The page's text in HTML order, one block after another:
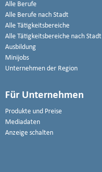
Alle Berufe
Alle Berufe nach Stadt
Alle Tätigkeitsbereiche
Alle Tätigkeitsbereiche nach Stadt
Ausbildung
Minijobs
Unternehmen der Region
Für Unternehmen
Produkte und Preise
Mediadaten
Anzeige schalten